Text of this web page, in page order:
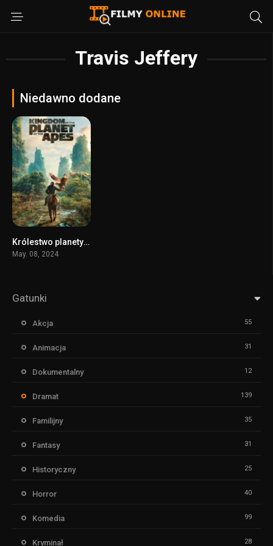
Travis Jeffery
Niedawno dodane
0Królestwo planety małp
May. 08, 2024
Gatunki
Akcja 55
Animacja 31
Dokumentalny 12
Dramat 139
Familijny 35
Fantasy 31
Historyczny 25
Horror 40
Komedia 99
Kryminał 28